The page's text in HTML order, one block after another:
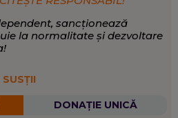
sancționează
la normalitate și dezvoltare
SUSȚII
DONAȚIE UNICĂ